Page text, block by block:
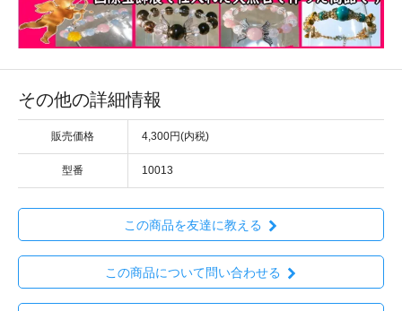
その他の詳細情報
販売価格 4,300円(内税)
型番 10013
この商品を友達に教える
この商品について問い合わせる